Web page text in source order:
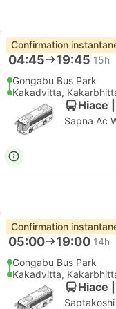
Confirmation
04:45 19:45 15h
Gongabu Bus Park
Kakadvitta,
Hiace
Sapna Ac
Confirmation
05:00 19:00 14h
Gongabu Bus Park
Kakadvitta,
Hiace